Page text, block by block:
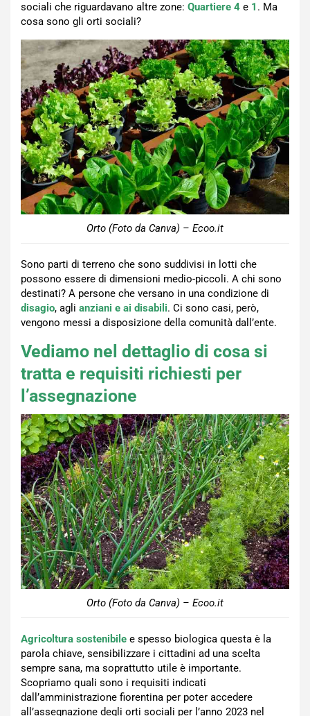
sociali che riguardavano altre zone: Quartiere 4 e 1 . Ma
cosa sono gli orti sociali?
Orto (Foto da Canva) – Ecoo.it
Sono parti di terreno che sono suddivisi in lotti che
possono essere di dimensioni medio-piccoli. A chi sono
destinati? A persone che versano in una condizione di
disagio, agli anziani e ai disabili. Ci sono casi, però,
vengono messi a disposizione della comunità dall’ente.
Vediamo nel dettaglio di cosa si
tratta e requisiti richiesti per
l’assegnazione
Orto (Foto da Canva) – Ecoo.it
Agricoltura sostenibile e spesso biologica questa è la
parola chiave, sensibilizzare i cittadini ad una scelta
sempre sana, ma soprattutto utile è importante.
Scopriamo quali sono i requisiti indicati
dall’amministrazione fiorentina per poter accedere
all’assegnazione degli orti sociali per l’anno 2023 nel